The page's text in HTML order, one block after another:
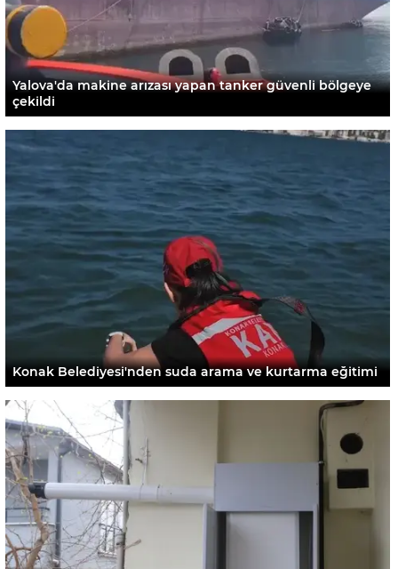
Yalova'da makine arızası yapan tanker güvenli bölgeye
çekildi
Konak Belediyesi'nden suda arama ve kurtarma eğitimi